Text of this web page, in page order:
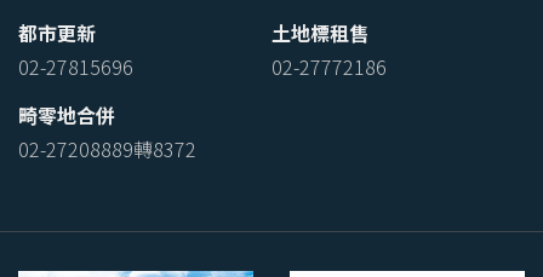
都市更新
02-27815696
土地標租售
02-27772186
畸零地合併
02-27208889轉8372